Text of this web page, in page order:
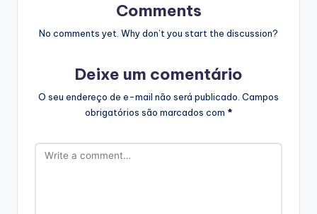
Comments
No comments yet. Why don’t you start the discussion?
Deixe um comentário
O seu endereço de e-mail não será publicado. Campos
obrigatórios são marcados com *